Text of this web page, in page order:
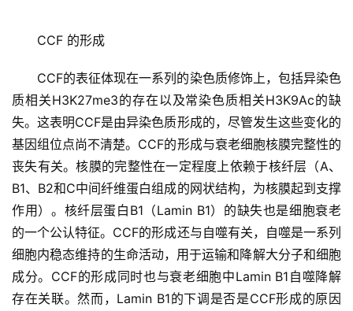
CCF 的形成
CCF的表征体现在一系列的染色质修饰上，包括异染色
质相关H3K27me3的存在以及常染色质相关H3K9Ac的缺
失。这表明CCF是由异染色质形成的，尽管发生这些变化的
基因组位点尚不清楚。CCF的形成与衰老细胞核膜完整性的
丧失有关。核膜的完整性在一定程度上依赖于核纤层（A、
B1、B2和C中间纤维蛋白组成的网状结构，为核膜起到支撑
作用）。核纤层蛋白B1（Lamin B1）的缺失也是细胞衰老
的一个公认特征。CCF的形成还与自噬有关，自噬是一系列
细胞内稳态维持的生命活动，用于运输和降解大分子和细胞
成分。CCF的形成同时也与衰老细胞中Lamin B1自噬降解
存在关联。然而，Lamin B1的下调是否是CCF形成的原因